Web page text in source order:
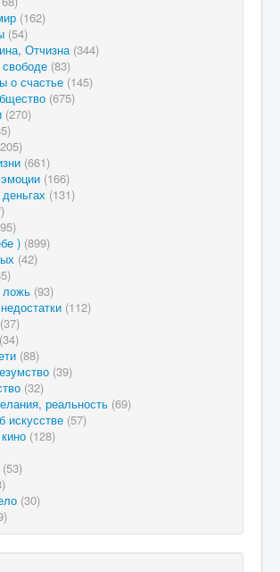
(162)
(54)
Отчизна (344)
(83)
о счастье (145)
(675)
(270)
(661)
(166)
(131)
) (899)
(42)
ложь (93)
(112)
(37)
(34)
(88)
(39)
(32)
реальность (69)
искусстве (57)
(128)
(53)
(30)